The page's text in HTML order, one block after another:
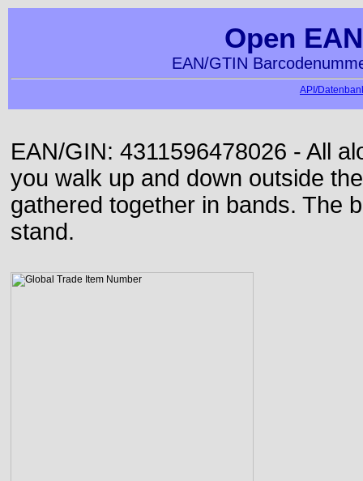
Open
EAN/GTIN
API/
EAN/GIN: 4311596478026 - All
you walk up and down outside
gathered together in bands. The
stand.